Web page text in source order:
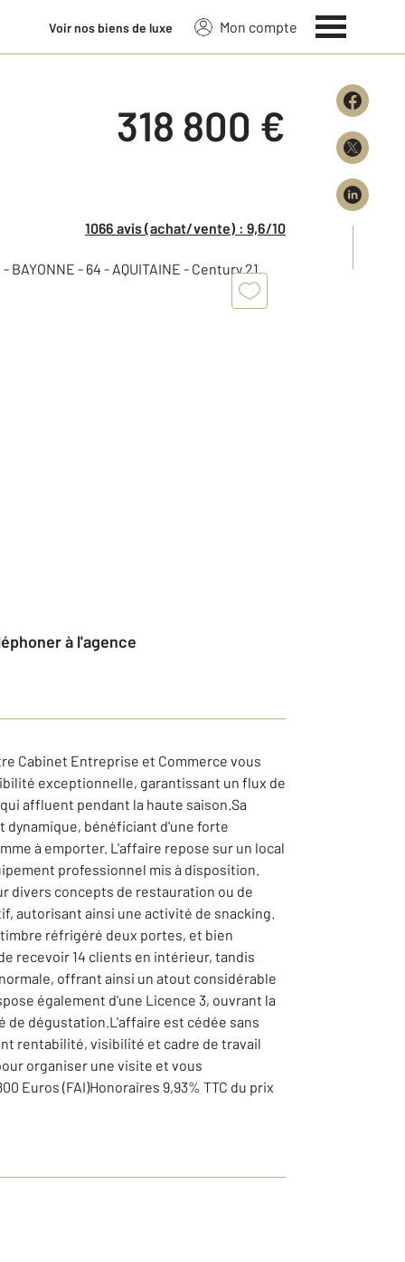
Voir nos biens de luxe Mon compte
318 800 €
1066 avis (achat/vente) : 9,6/10
à l'agence
Cabinet Entreprise et Commerce vous
exceptionnelle, garantissant un flux de
affluent pendant la haute saison.Sa
bénéficiant d'une forte
à emporter. L'affaire repose sur un local
professionnel mis à disposition.
divers concepts de restauration ou de
autorisant ainsi une activité de snacking.
réfrigéré deux portes, et bien
recevoir 14 clients en intérieur, tandis
offrant ainsi un atout considérable
également d'une Licence 3, ouvrant la
de dégustation.L'affaire est cédée sans
rentabilité, visibilité et cadre de travail
organiser une visite et vous
Euros (FAI)Honoraires 9,93% TTC du prix